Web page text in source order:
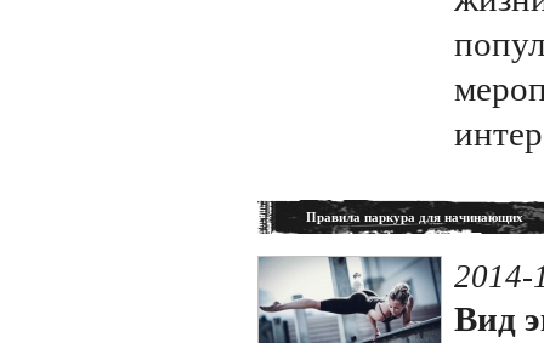
Правила паркура для начинающих
2014-
Вид